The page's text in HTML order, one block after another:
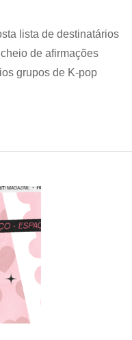
alegações
lista de destinatários
de afirmações
grupos de K-pop